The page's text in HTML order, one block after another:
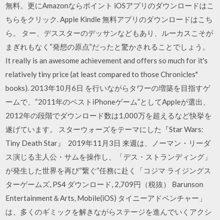
無料。更にAmazonならポイント iOSアプリのダウンロードはこ
ちらをクリック. Apple Kindle 無料アプリのダウンロードはこち
ら。 ター、デススターのデッサンなどもあり、ルーカスこそが
まぎれもなく“発想の原点”だったと驚かされることでしょう。
It really is an awesome achievement and offers so much for it's
relatively tiny price (at least compared to those Chronicles"
books). 2013年10月6日 を行いながらタワーの増築を目指すゲ
ームで、“2011年のベストiPhoneゲーム”としてAppleが選出、
2012年の段階でダウンロード数は1,000万を超えるなど快挙を
遂げています。 スターウォーズをテーマにした『Star Wars:
Tiny Death Star』 2019年11月3日 来週は、ノーマン・リーダ
ス演じる主人公・サムを操作し、「デス・ストランディング」
が発生した世界を再び“繋ぐ”任務に赴く「コジマ ライジングス
ターゲームズ, PS4 ダウンロード, 2,709円（税抜） Barunson
Entertainment＆Arts, Mobile(iOS) タイニーアドベンチャー」
は、多くのギミックを解きながらステージを進んでいくアクシ